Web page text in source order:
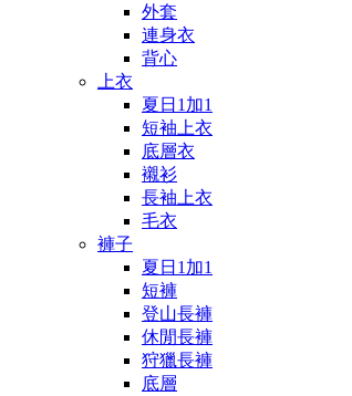
外套
連身衣
背心
上衣
夏日1加1
短袖上衣
底層衣
襯衫
長袖上衣
毛衣
褲子
夏日1加1
短褲
登山長褲
休閒長褲
狩獵長褲
底層